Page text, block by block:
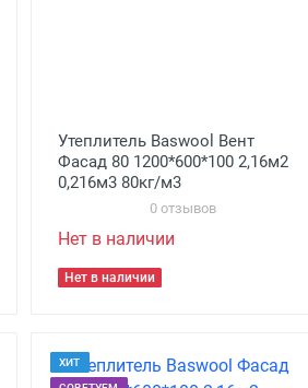
Утеплитель Baswool Вент
Фасад 80 1200*600*100 2,16м2
0,216м3 80кг/м3
0 отзывов
Нет в наличии
Нет в наличии
ХИТ